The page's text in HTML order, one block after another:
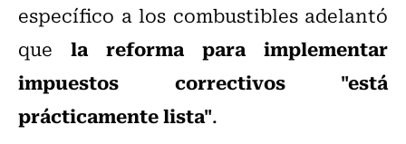
específico a los combustibles adelantó
que la reforma para implementar
impuestos correctivos "está
prácticamente lista".